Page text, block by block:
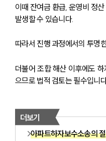
이때 잔여금 환급, 운영비 정
발생할 수 있습니다.
따라서 진행 과정에서의 투명
더불어 조합 해산 이후에도
으므로 법적 검토는 필수입니
더보기
아파트하자보수소송의